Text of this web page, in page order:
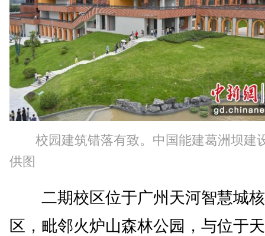
校园建筑错落有致。中国能建葛洲坝建
供图
二期校区位于广州天河智慧城
区，毗邻火炉山森林公园，与位于